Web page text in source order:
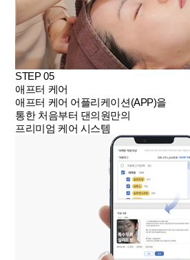
STEP 05
애프터 케어
애프터 케어 어플리케이션(APP)을
통한 처음부터 댄의원만의
프리미엄 케어 시스템